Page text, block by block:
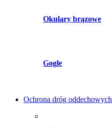
Okulary brązowe
Gogle
Ochrona dróg oddechowych